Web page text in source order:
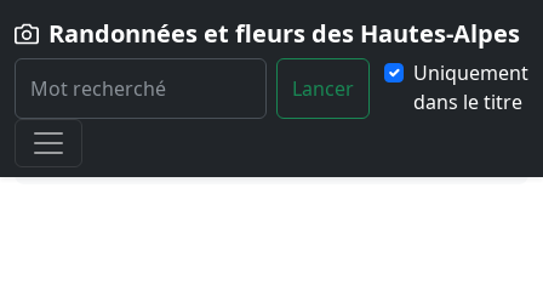
Randonnées et fleurs des Hautes-Alpes
Lancer
Uniquement
dans le titre
Home
Randonnée
Pic-des-Esparges-Fines-via-les-chalets-de-
Clapeyto